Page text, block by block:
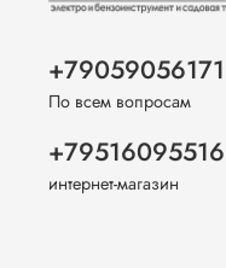
+79059056171
По всем вопросам
+79516095516
интернет-магазин